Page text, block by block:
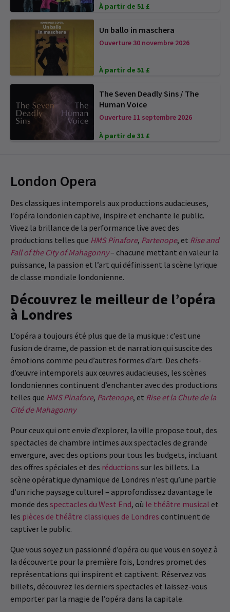
À partir de 51 £
Un ballo in maschera
Ouverture 30 novembre 2026
À partir de 51 £
The Seven Deadly Sins / The
Human Voice
Ouverture 11 septembre 2026
À partir de 31 £
London Opera
Des classiques intemporels aux productions audacieuses,
l’opéra londonien captive, inspire et enchante le public.
Vivez la brillance de la performance live avec des
productions telles que HMS Pinafore, Partenope, et Rise and
Fall of the City of Mahagonny– chacune mettant en valeur la
puissance, la passion et l’art qui définissent la scène lyrique
de classe mondiale londonienne.
Découvrez le meilleur de l’opéra
à Londres
L’opéra a toujours été plus que de la musique : c’est une
fusion de drame, de passion et de narration qui suscite des
émotions comme peu d’autres formes d’art. Des chefs-
d’œuvre intemporels aux œuvres audacieuses, les scènes
londoniennes continuent d’enchanter avec des productions
telles que HMS Pinafore, Partenope, et Rise et la Chute de la
Cité de Mahagonny
Pour ceux qui ont envie d’explorer, la ville propose tout, des
spectacles de chambre intimes aux spectacles de grande
envergure, avec des options pour tous les budgets, incluant
des offres spéciales et des réductions sur les billets. La
scène opératique dynamique de Londres n’est qu’une partie
d’un riche paysage culturel – approfondissez davantage le
monde des spectacles du West End, où le théâtre musical et
les pièces de théâtre classiques de Londres continuent de
captiver le public.
Que vous soyez un passionné d’opéra ou que vous en soyez à
la découverte pour la première fois, Londres promet des
représentations qui inspirent et captivent. Réservez vos
billets, découvrez les derniers spectacles et laissez-vous
emporter par la magie de l’opéra dans la capitale.